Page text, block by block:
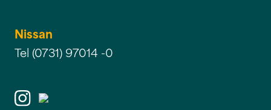
Nissan
Tel (0731) 97014 -0